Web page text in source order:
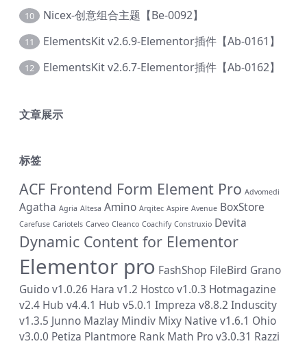
10 Nicex-创意组合主题【Be-0092】
11 ElementsKit v2.6.9-Elementor插件【Ab-0161】
12 ElementsKit v2.6.7-Elementor插件【Ab-0162】
文章展示
标签
ACF Frontend Form Element Pro Advomedi
Agatha Agria Altesa Amino Arqitec Aspire Avenue BoxStore
Carefuse Cariotels Carveo Cleanco Coachify Construxio Devita
Dynamic Content for Elementor
Elementor pro FashShop FileBird Grano
Guido v1.0.26 Hara v1.2 Hostco v1.0.3 Hotmagazine
v2.4 Hub v4.4.1 Hub v5.0.1 Impreza v8.8.2 Induscity
v1.3.5 Junno Mazlay Mindiv Mixy Native v1.6.1 Ohio
v3.0.0 Petiza Plantmore Rank Math Pro v3.0.31 Razzi